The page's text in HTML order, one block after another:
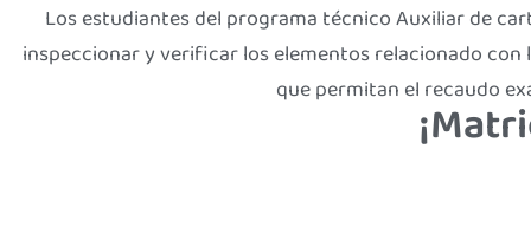
Los estudiantes del programa técnico Auxiliar de
inspeccionar y verificar los elementos relacionado
que permitan el recaudo